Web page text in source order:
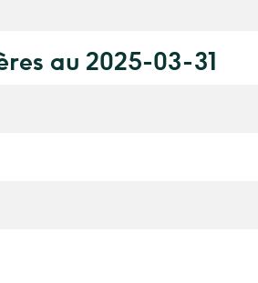
au 2025-03-31